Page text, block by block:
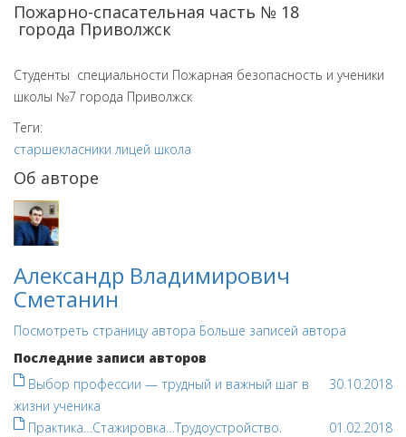
Пожарно-спасательная часть № 18
города Приволжск
​Студенты специальности Пожарная безопасность и ученики
школы №7 города Приволжск
Теги:
старшекласники лицей школа
Об авторе
Александр Владимирович
Сметанин
Посмотреть страницу автора Больше записей автора
Последние записи авторов
30.10.2018
Выбор профессии — трудный и важный шаг в
жизни ученика
01.02.2018
Практика…Стажировка…Трудоустройство.